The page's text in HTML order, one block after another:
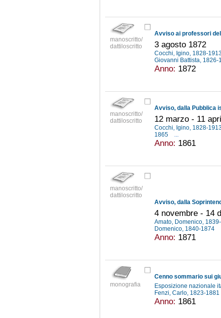
manoscritto/
dattiloscritto
3 agosto 1872
Cocchi, Igino, 1828-
Giovanni Battista,
Anno: 1872
manoscritto/
dattiloscritto
12 marzo - 11
Cocchi, Igino, 1828-
1865
...
Anno: 1861
manoscritto/
dattiloscritto
4 novembre - 14
Amato, Domenico,
Domenico, 1840-1874
Anno: 1871
monografia
Esposizione nazionale
Fenzi, Carlo, 1823-1881
Anno: 1861